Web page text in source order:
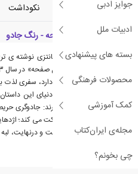
جوایز ادبی
ادبیات ملل
بسته های پیشنهادی
محصولات فرهنگی
کمک آموزشی
مجله‌ی ایران‌کتاب
چی بخونم؟
معرفی دسته‌بندی نکوداشت
معرفی کتاب جهان صفحه - رنگ جادو
کتاب رنگ جادو، رمانی فانتزی نوشته ی
لاک پشتی غول پیکر قرار دارد، سفری لذت
عجیب آغاز می شود. در دنیای این
بسیاری به چشم می خورند: جادوگری
روی صدها پای کوچک حرکت می کند؛
باشید، وجود خواهند داشت و درنهایت،